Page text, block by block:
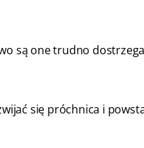
są one trudno
się próchnica i